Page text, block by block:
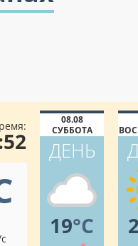
08.08
СУББОТА
ДЕНЬ
19°C